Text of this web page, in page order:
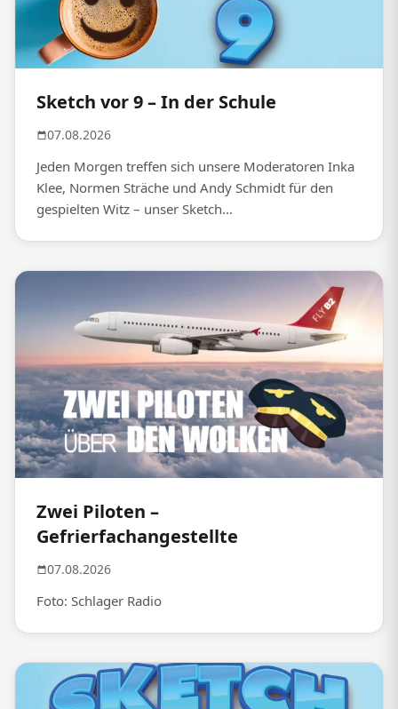
Sketch vor 9 – In der Schule
07.08.2026
Jeden Morgen treffen sich unsere Moderatoren Inka
Klee, Normen Sträche und Andy Schmidt für den
gespielten Witz – unser Sketch...
Zwei Piloten –
Gefrierfachangestellte
07.08.2026
Foto: Schlager Radio